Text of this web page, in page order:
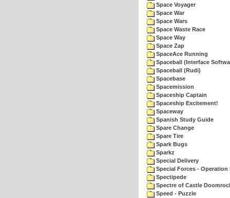
Space Voyager
Space War
Space Wars
Space Waste Race
Space Way
Space Zap
SpaceAce Running
Spaceball (Interface
Spaceball (Rudi)
Spacebase
Spacemission
Spaceship Captain
Spaceship Excitement!
Spaceway
Spanish Study Guide
Spare Change
Spare Tire
Spark Bugs
Sparkz
Special Delivery
Special Forces - Operation
Spectipede
Spectre of Castle
Speed - Puzzle